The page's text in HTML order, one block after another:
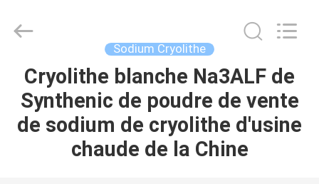
LA
MAISON
Imp.&Exp.Co.,Ltd.
Sodium Cryolithe
Cryolithe blanche Na3ALF de
Synthenic de poudre de vente
de sodium de cryolithe d'usine
chaude de la Chine